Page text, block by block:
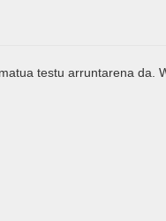
testu arruntarena da.